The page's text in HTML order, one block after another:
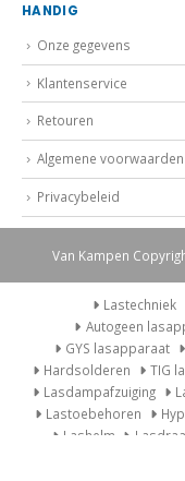
HANDIG
Onze gegevens
Klantenservice
Retouren
Algemene voorwaarden
Privacybeleid
Van Kampen
Lastechniek
Autogeen
GYS lasapparaat
Hardsolderen
TIG
Lasdampafzuiging
Lastoebehoren
Lashelm